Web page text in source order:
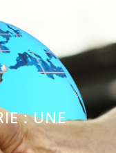
: UNE